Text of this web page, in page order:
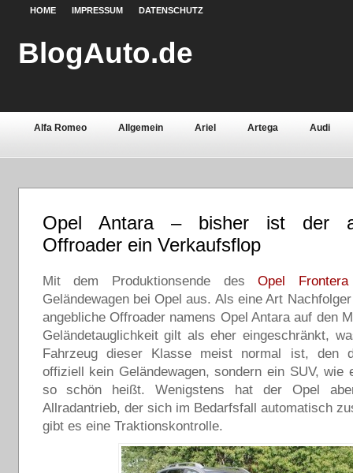
HOME IMPRESSUM DATENSCHUTZ
BlogAuto.de
Alfa Romeo Allgemein Ariel Artega Audi
Chevrolet Chrysler Citroën Continental Dacia
Lamborghini Lancia Land Rover Lotus Mazda
Pontiac
Volvo Wartburg Werkstoffe Zubehör
Opel Antara – bisher ist der
Offroader ein Verkaufsflop
Mit dem Produktionsende desOpel Frontera
Geländewagen bei Opel aus. Als eine Art
angebliche Offroader namens Opel Antara auf den
Geländetauglichkeit gilt als eher eingeschränkt,
Fahrzeug dieser Klasse meist normal ist, den
offiziell kein Geländewagen, sondern ein SUV, wie
so schön heißt. Wenigstens hat der Opel
Allradantrieb, der sich im Bedarfsfall automatisch
gibt es eine Traktionskontrolle.